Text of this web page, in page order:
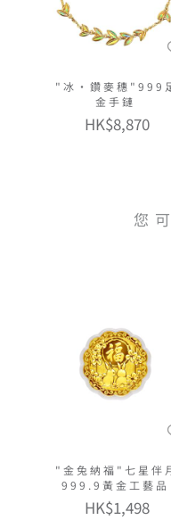
"冰‧鑽麥穗"999
金手鏈
HK$8,870
您
"金兔納福"七星伴
999.9黃金工藝品
HK$1,498